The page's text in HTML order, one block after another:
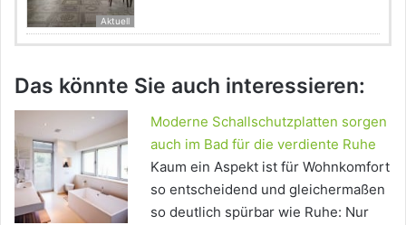
Aktuell
Das könnte Sie auch interessieren:
Moderne Schallschutzplatten sorgen
auch im Bad für die verdiente Ruhe
Kaum ein Aspekt ist für Wohnkomfort
so entscheidend und gleichermaßen
so deutlich spürbar wie Ruhe: Nur